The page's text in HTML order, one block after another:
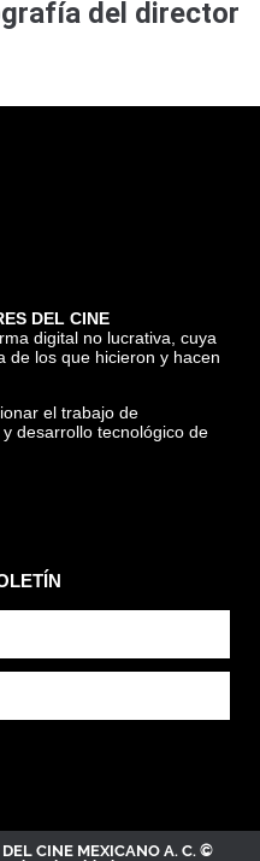
del director
DEL CINE
digital no lucrativa, cuya
de los que hicieron y hacen
el trabajo de
desarrollo tecnológico de
CINE MEXICANO A. C. ©